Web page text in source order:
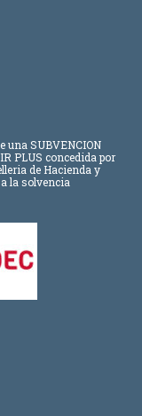
una SUBVENCION
PLUS concedida por
de Hacienda y
la solvencia